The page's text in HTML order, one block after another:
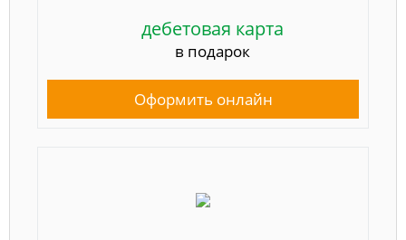
дебетовая карта
в подарок
Оформить онлайн